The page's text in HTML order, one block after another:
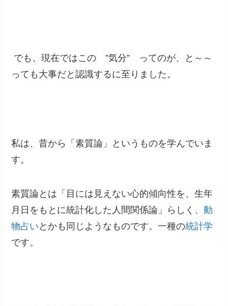
でも、現在ではこの ”気分” ってのが、と～～
っても大事だと認識するに至りました。
私は、昔から「素質論」というものを学んでいま
す。
素質論とは「目には見えない心的傾向性を、生年
月日をもとに統計化した人間関係論」らしく、動
物占い とかも同じようなものです。一種の統計学
です。